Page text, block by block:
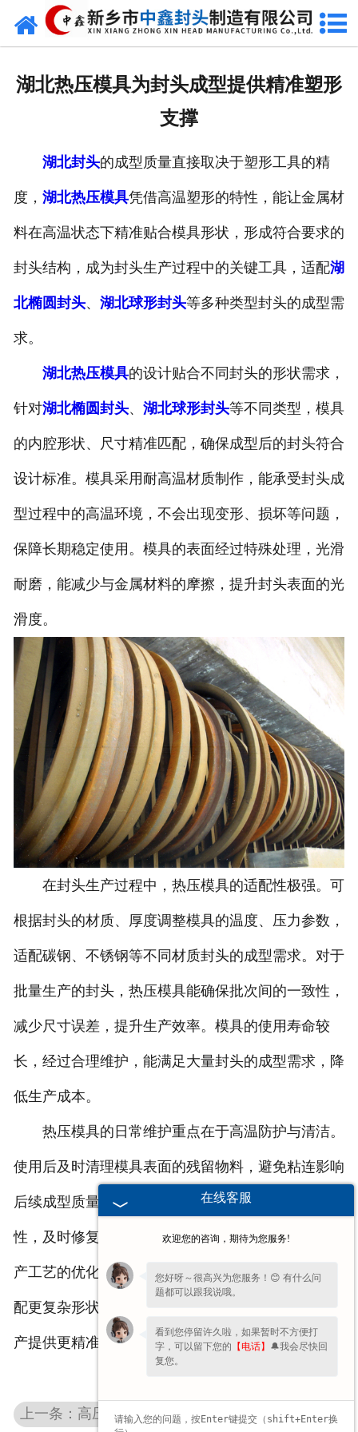
网站首页
生产现场
成功案例
视频中心
湖北热压模具为封头成型提供精准塑形
支撑
湖北封头的成型质量直接取决于塑形工具的精
度， 湖北热压模具凭借高温塑形的特性，能让金属材
料在高温状态下精准贴合模具形状，形成符合要求的
封头结构，成为封头生产过程中的关键工具，适配湖
北椭圆封头、 湖北球形封头等多种类型封头的成型需
求。
湖北热压模具的设计贴合不同封头的形状需求，
针对湖北椭圆封头、 湖北球形封头等不同类型，模具
的内腔形状、尺寸精准匹配，确保成型后的封头符合
设计标准。模具采用耐高温材质制作，能承受封头成
型过程中的高温环境，不会出现变形、损坏等问题，
保障长期稳定使用。模具的表面经过特殊处理，光滑
耐磨，能减少与金属材料的摩擦，提升封头表面的光
滑度。
在封头生产过程中，热压模具的适配性极强。可
根据封头的材质、厚度调整模具的温度、压力参数，
适配碳钢、不锈钢等不同材质封头的成型需求。对于
批量生产的封头，热压模具能确保批次间的一致性，
减少尺寸误差，提升生产效率。模具的使用寿命较
长，经过合理维护，能满足大量封头的成型需求，降
低生产成本。
热压模具的日常维护重点在于高温防护与清洁。
使用后及时清理模具表面的残留物料，避免粘连影响
后续成型质量；定期检查模具的高温性能与结构完整
性，及时修复微小损伤，确保塑形精度。随着封头生
产工艺的优化，热压模具的设计也在不断升级，能适
配更复杂形状、更薄厚度的封头成型需求，为封头生
产提供更精准的塑形支撑。
上一条：高压容器为何优先选用湖北球形封头密封？
在线客服
欢迎您的咨询，期待为您服务!
您好呀～很高兴为您服务！😊 有什么问
题都可以跟我说哦。
看到您停留许久啦，如果暂时不方便打
字，可以留下您的 【电话】 🔔我会尽快回
复您。